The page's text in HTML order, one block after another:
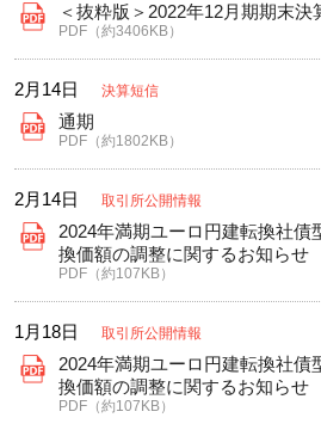
＜抜粋版＞2022年12月期期末決
PDF（約3406KB）
2月14日 決算短信
通期
PDF（約1802KB）
2月14日 取引所公開情報
2024年満期ユーロ円建転換社債
換価額の調整に関するお知らせ
PDF（約107KB）
1月18日 取引所公開情報
2024年満期ユーロ円建転換社債
換価額の調整に関するお知らせ
PDF（約107KB）